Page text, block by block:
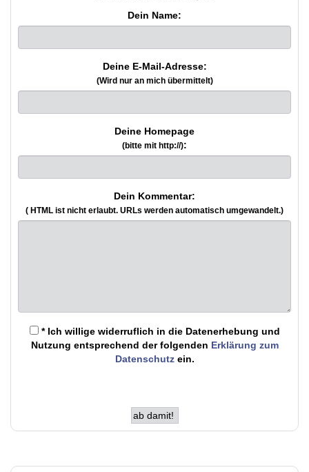
Dein Name:
Deine E-Mail-Adresse:
(Wird nur an mich übermittelt)
Deine Homepage
(bitte mit http://):
Dein Kommentar:
( HTML ist nicht erlaubt. URLs werden automatisch umgewandelt.)
* Ich willige widerruflich in die Datenerhebung und
Nutzung entsprechend der folgenden Erklärung zum
Datenschutzein.